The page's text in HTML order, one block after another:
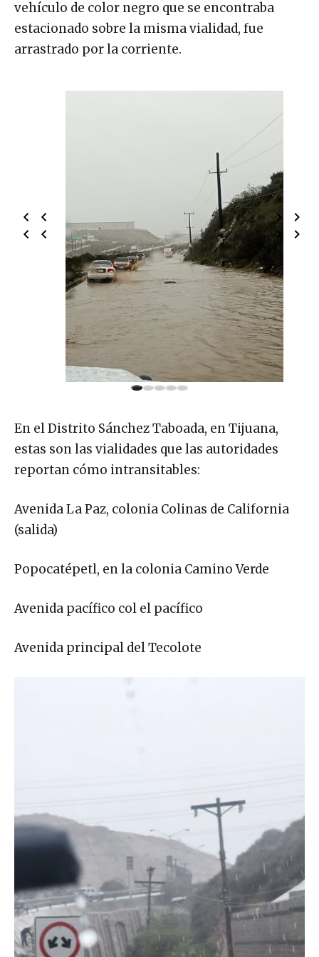
vehículo de color negro que se encontraba
estacionado sobre la misma vialidad, fue
arrastrado por la corriente.
En el Distrito Sánchez Taboada, en Tijuana,
estas son las vialidades que las autoridades
reportan cómo intransitables:
Avenida La Paz, colonia Colinas de California
(salida)
Popocatépetl, en la colonia Camino Verde
Avenida pacífico col el pacífico
Avenida principal del Tecolote